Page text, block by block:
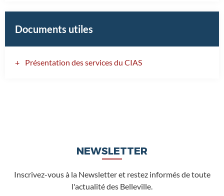
Documents utiles
Présentation des services du CIAS
NEWSLETTER
Inscrivez-vous à la Newsletter et restez informés de toute
l'actualité des Belleville.